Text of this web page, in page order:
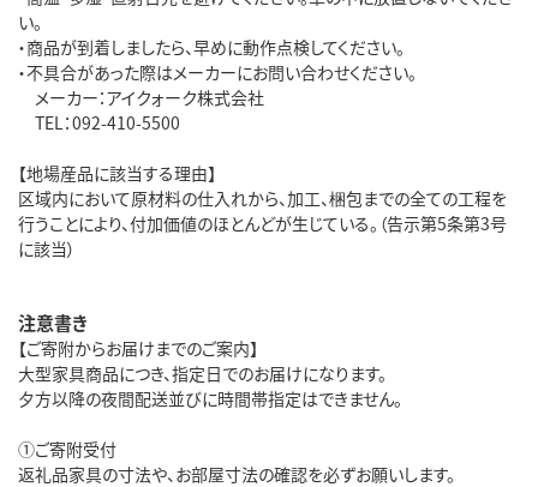
い。
・商品が到着しましたら、早めに動作点検してください。
・不具合があった際はメーカーにお問い合わせください。
メーカー：アイクォーク株式会社
TEL：092-410-5500
【地場産品に該当する理由】
区域内において原材料の仕入れから、加工、梱包までの全ての工程を
行うことにより、付加価値のほとんどが生じている。（告示第5条第3号
に該当）
注意書き
【ご寄附からお届けまでのご案内】
大型家具商品につき、指定日でのお届けになります。
夕方以降の夜間配送並びに時間帯指定はできません。
①ご寄附受付
返礼品家具の寸法や、お部屋寸法の確認を必ずお願いします。